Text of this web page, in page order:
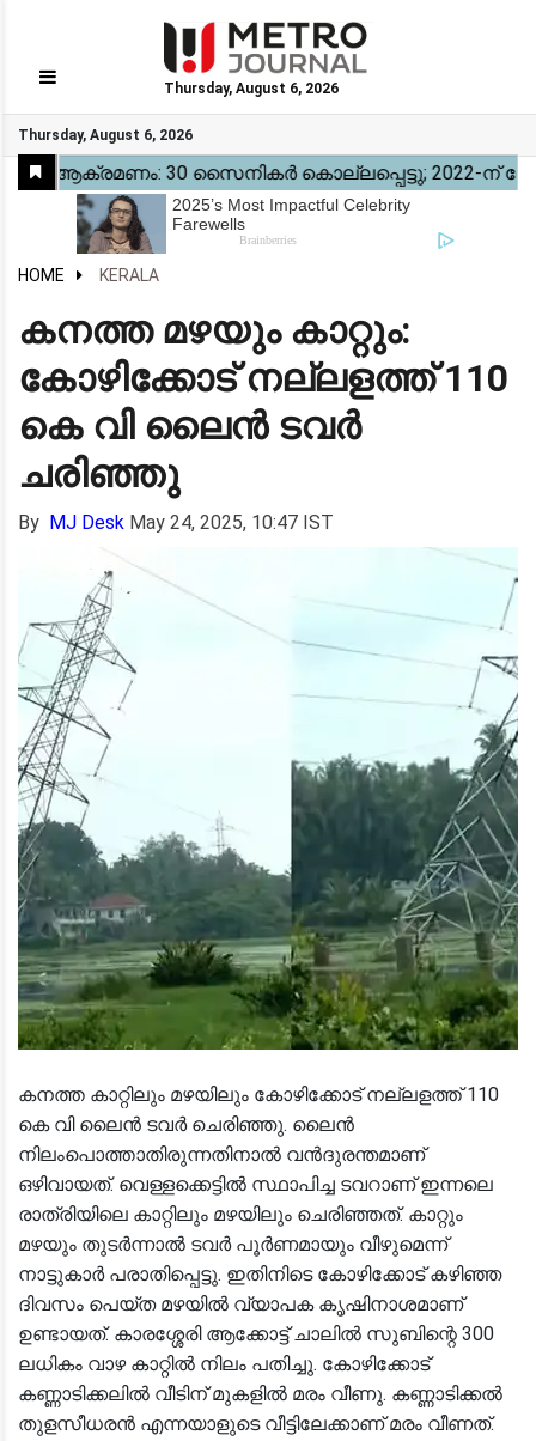
Thursday, August 6, 2026
Thursday, August 6, 2026
GO
Home
Kerala
National
Gulf
World
Sports
Movies
Health
Automobile
Travel
Education
Novel
Business
Technology
Webstory
HOME KERALA
കനത്ത മഴയും കാറ്റും:
കോഴിക്കോട് നല്ലളത്ത് 110
കെ വി ലൈൻ ടവർ
ചരിഞ്ഞു
By MJ Desk May 24, 2025, 10:47 IST
കനത്ത കാറ്റിലും മഴയിലും കോഴിക്കോട് നല്ലളത്ത് 110
കെ വി ലൈൻ ടവർ ചെരിഞ്ഞു. ലൈൻ
നിലംപൊത്താതിരുന്നതിനാൽ വൻദുരന്തമാണ്
ഒഴിവായത്. വെള്ളക്കെട്ടിൽ സ്ഥാപിച്ച ടവറാണ് ഇന്നലെ
രാത്രിയിലെ കാറ്റിലും മഴയിലും ചെരിഞ്ഞത്. കാറ്റും
മഴയും തുടർന്നാൽ ടവർ പൂർണമായും വീഴുമെന്ന്
നാട്ടുകാർ പരാതിപ്പെട്ടു. ഇതിനിടെ കോഴിക്കോട് കഴിഞ്ഞ
ദിവസം പെയ്ത മഴയിൽ വ്യാപക കൃഷിനാശമാണ്
ഉണ്ടായത്. കാരശ്ശേരി ആക്കോട്ട് ചാലിൽ സുബിന്റെ 300
ലധികം വാഴ കാറ്റിൽ നിലം പതിച്ചു. കോഴിക്കോട്
കണ്ണാടിക്കലിൽ വീടിന് മുകളിൽ മരം വീണു. കണ്ണാടിക്കൽ
തുളസീധരൻ എന്നയാളുടെ വീട്ടിലേക്കാണ് മരം വീണത്.